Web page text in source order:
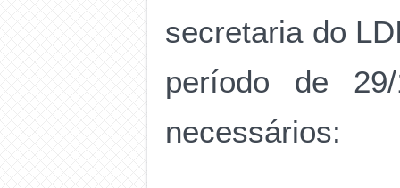
secretaria do
período de
necessários: